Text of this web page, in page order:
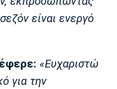
Μπάγερν
είναι ενεργό
«Ευχαριστώ
για την